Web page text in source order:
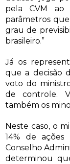
pela CVM ao
parâmetros
grau de
brasileiro.”
Já os
que a decisão
voto do
de controle.
também os
Neste caso, o
14% de ações
Conselho
determinou